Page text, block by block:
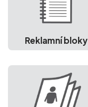
Reklamní bloky